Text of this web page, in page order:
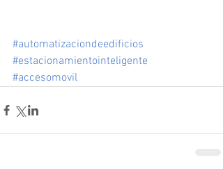
#automatizaciondeedificios
#estacionamientointeligente
#accesomovil